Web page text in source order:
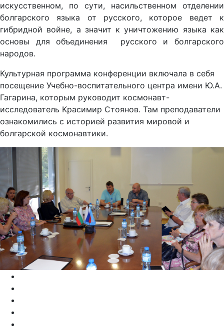
искусственном, по сути, насильственном отделении
болгарского языка от русского, которое ведет к
гибридной войне, а значит к уничтожению языка как
основы для объединения русского и болгарского
народов.
Культурная программа конференции включала в себя
посещение Учебно-воспитательного центра имени Ю.А.
Гагарина, которым руководит космонавт-
исследователь Красимир Стоянов. Там преподаватели
ознакомились с историей развития мировой и
болгарской космонавтики.